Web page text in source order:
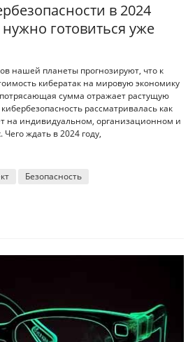
в 2024
готовиться уже
нашей планеты прогнозируют, что к
кибератак на мировую экономику
сумма отражает растущую
рассматривалась как
на индивидуальном, организационном и
Чего ждать в 2024 году,
Безопасность